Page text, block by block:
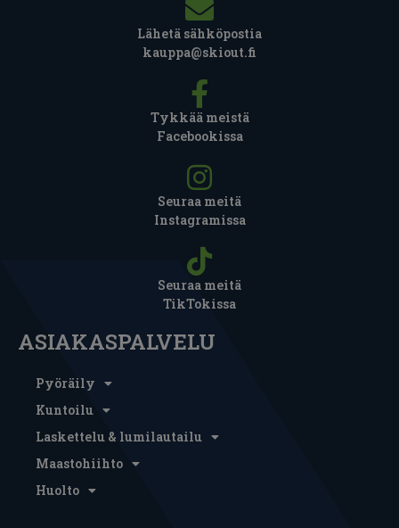
Lähetä sähköpostia
kauppa@skiout.fi
Tykkää meistä
Facebookissa
Seuraa meitä
Instagramissa
Seuraa meitä
TikTokissa
ASIAKASPALVELU
Pyöräily
Kuntoilu
Laskettelu & lumilautailu
Maastohiihto
Huolto